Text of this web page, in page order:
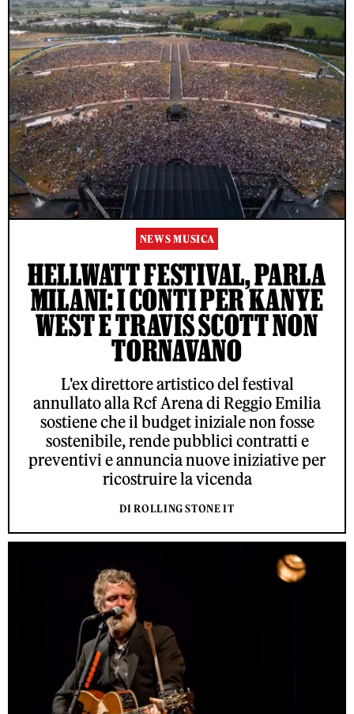
NEWS MUSICA
HELLWATT FESTIVAL, PARLA
MILANI: I CONTI PER KANYE
WEST E TRAVIS SCOTT NON
TORNAVANO
L'ex direttore artistico del festival
annullato alla Rcf Arena di Reggio Emilia
sostiene che il budget iniziale non fosse
sostenibile, rende pubblici contratti e
preventivi e annuncia nuove iniziative per
ricostruire la vicenda
DI ROLLING STONE IT